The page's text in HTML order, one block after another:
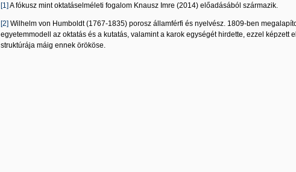
[1]A fókusz mint oktatáselméleti fogalom Knausz Imre (2014) előadásából származik.
[2] Wilhelm von Humboldt (1767-1835) porosz államférfi és nyelvész. 1809-ben
egyetemmodell az oktatás és a kutatás, valamint a karok egységét hirdette, ezzel
struktúrája máig ennek örököse.